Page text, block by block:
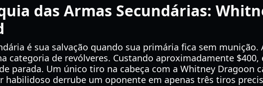
das Armas Secundárias:
é sua salvação quando sua primária fica sem
categoria de revólveres. Custando aproximadamente
parada. Um único tiro na cabeça com a Whitney Dragoon
habilidoso derrube um oponente em apenas três tiros